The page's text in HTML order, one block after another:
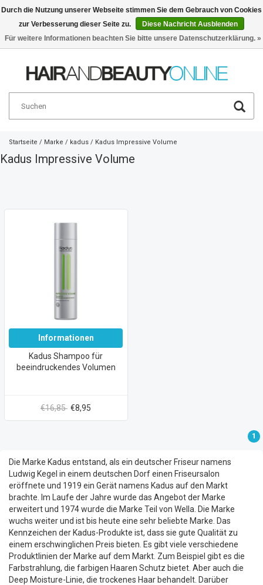
Deutsch €
Startseite / Marke / kadus / Kadus Impressive Volume
Kadus Impressive Volume
Informationen
Kadus Shampoo für
beeindruckendes Volumen
€16,85 €8,95
1
Die Marke Kadus entstand, als ein deutscher Friseur namens
Ludwig Kegel in einem deutschen Dorf einen Friseursalon
eröffnete und 1919 ein Gerät namens Kadus auf den Markt
brachte. Im Laufe der Jahre wurde das Angebot der Marke
erweitert und 1974 wurde die Marke Teil von Wella. Die Marke
wuchs weiter und ist bis heute eine sehr beliebte Marke. Das
Kennzeichen der Kadus-Produkte ist, dass sie gute Qualität zu
einem erschwinglichen Preis bieten. Es gibt viele verschiedene
Produktlinien der Marke auf dem Markt. Zum Beispiel gibt es die
Farbstrahlung, die farbigen Haaren Schutz bietet. Aber auch die
Deep Moisture-Linie, die trockenes Haar behandelt. Darüber
Durch die Nutzung unserer Webseite stimmen Sie dem Gebrauch von Cookies
zur Verbesserung dieser Seite zu.
Diese Nachricht Ausblenden
Für weitere Informationen beachten Sie bitte unsere Datenschutzerklärung. »